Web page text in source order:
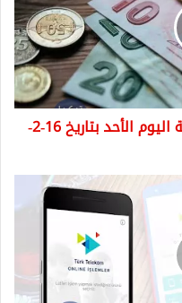
تغييرات سعر صرف الليرة التركية اليوم الأحد بتاريخ 16-2-